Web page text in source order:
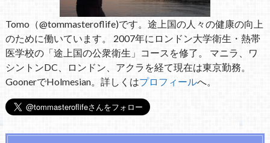
Tomo（@tommasteroflife)です。途上国の人々の健康の向上
のために働いています。 2007年にロンドン大学衛生・熱帯
医学校の「途上国の公衆衛生」コースを修了。 マニラ、ワ
シントンDC、ロンドン、アクラを経て現在は東京勤務。
GoonerでHolmesian。詳しくはプロフィールへ。